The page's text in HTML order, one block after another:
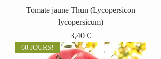
Tomate jaune Thun (Lycopersicon
lycopersicum)
Prix
3,40 €
60 JOURS!